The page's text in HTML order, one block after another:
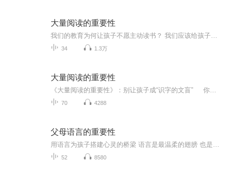
大量阅读的重要性
34 1.3万
大量阅读的重要性
70 4288
父母语言的重要性
52 8580